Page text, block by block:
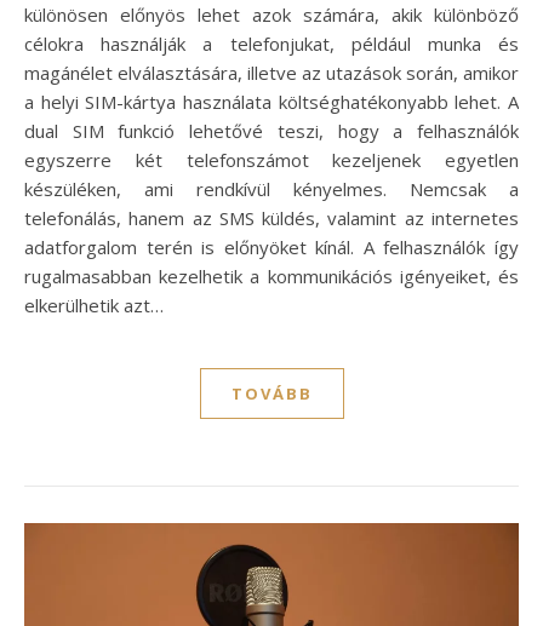
különösen előnyös lehet azok számára, akik különböző
célokra használják a telefonjukat, például munka és
magánélet elválasztására, illetve az utazások során, amikor
a helyi SIM-kártya használata költséghatékonyabb lehet. A
dual SIM funkció lehetővé teszi, hogy a felhasználók
egyszerre két telefonszámot kezeljenek egyetlen
készüléken, ami rendkívül kényelmes. Nemcsak a
telefonálás, hanem az SMS küldés, valamint az internetes
adatforgalom terén is előnyöket kínál. A felhasználók így
rugalmasabban kezelhetik a kommunikációs igényeiket, és
elkerülhetik azt…
TOVÁBB